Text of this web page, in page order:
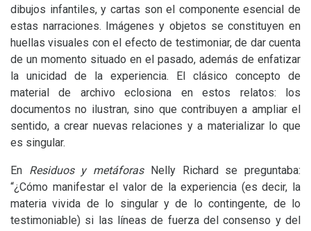
dibujos infantiles, y cartas son el componente esencial de
estas narraciones. Imágenes y objetos se constituyen en
huellas visuales con el efecto de testimoniar, de dar cuenta
de un momento situado en el pasado, además de enfatizar
la unicidad de la experiencia. El clásico concepto de
material de archivo eclosiona en estos relatos: los
documentos no ilustran, sino que contribuyen a ampliar el
sentido, a crear nuevas relaciones y a materializar lo que
es singular.
En Residuos y metáforasNelly Richard se preguntaba:
“¿Cómo manifestar el valor de la experiencia (es decir, la
materia vivida de lo singular y de lo contingente, de lo
testimoniable) si las líneas de fuerza del consenso y del